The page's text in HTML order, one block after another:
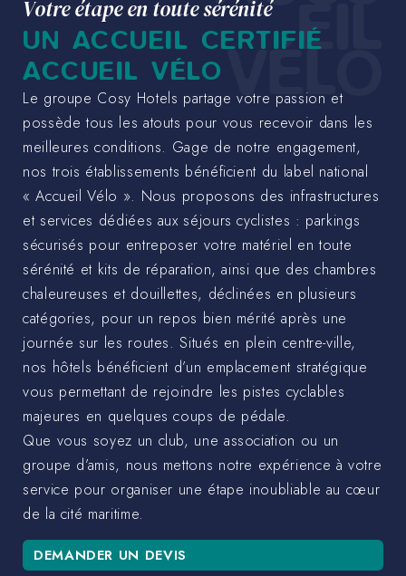
EIL
VÉLO
Votre étape en toute sérénité
UN ACCUEIL CERTIFIÉ
ACCUEIL VÉLO
Le groupe Cosy Hotels partage votre passion et
possède tous les atouts pour vous recevoir dans les
meilleures conditions. Gage de notre engagement,
nos trois établissements bénéficient du label national
« Accueil Vélo ». Nous proposons des infrastructures
et services dédiées aux séjours cyclistes : parkings
sécurisés pour entreposer votre matériel en toute
sérénité et kits de réparation, ainsi que des chambres
chaleureuses et douillettes, déclinées en plusieurs
catégories, pour un repos bien mérité après une
journée sur les routes. Situés en plein centre-ville,
nos hôtels bénéficient d’un emplacement stratégique
vous permettant de rejoindre les pistes cyclables
majeures en quelques coups de pédale.
Que vous soyez un club, une association ou un
groupe d’amis, nous mettons notre expérience à votre
service pour organiser une étape inoubliable au cœur
de la cité maritime.
DEMANDER UN DEVIS